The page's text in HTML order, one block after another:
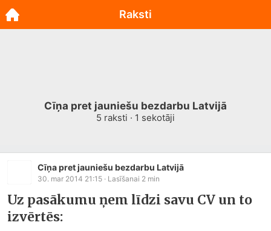
Cīņa pret jauniešu bezdarbu Latvijā
5 raksti · 1 sekotāji
Cīņa pret jauniešu bezdarbu Latvijā
30. mar 2014 21:15 · Lasīšanai 2 min
Uz pasākumu ņem līdzi savu CV un to
izvērtēs:
Raksti